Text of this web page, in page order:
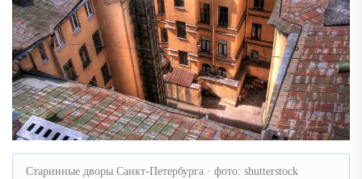
Старинные дворы Санкт-Петербурга · фото: shutterstock